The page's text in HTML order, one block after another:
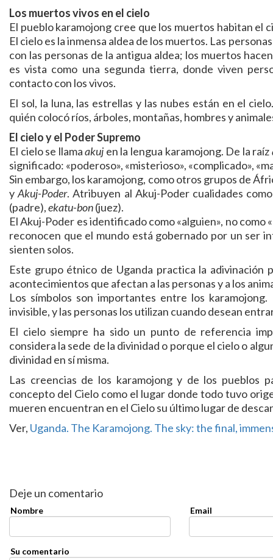
Los muertos vivos en el cielo
El pueblo karamojong cree que los muertos habitan el
El cielo es la inmensa aldea de los muertos. Las
con las personas de la antigua aldea; los muertos
es vista como una segunda tierra, donde viven
contacto con los vivos.
El sol, la luna, las estrellas y las nubes están en el
quién colocó ríos, árboles, montañas, hombres y
El cielo y el Poder Supremo
El cielo se llamaakuj en la lengua karamojong. De la raíz
significado: «poderoso», «misterioso», «complicado»,
Sin embargo, los karamojong, como otros grupos de
yAkuj-Poder. Atribuyen al Akuj-Poder cualidades
(padre),ekatu-bon(juez).
El Akuj-Poder es identificado como «alguien», no
reconocen que el mundo está gobernado por un ser
sienten solos.
Este grupo étnico de Uganda practica la
acontecimientos que afectan a las personas y a los
Los símbolos son importantes entre los
invisible, y las personas los utilizan cuando desean
El cielo siempre ha sido un punto de referencia
considera la sede de la divinidad o porque el cielo o
divinidad en sí misma.
Las creencias de los karamojong y de los pueblos
concepto del Cielo como el lugar donde todo tuvo
mueren encuentran en el Cielo su último lugar de
Ver, Uganda. The Karamojong. The sky: the final,
Deje un comentario
Nombre Email
Su comentario